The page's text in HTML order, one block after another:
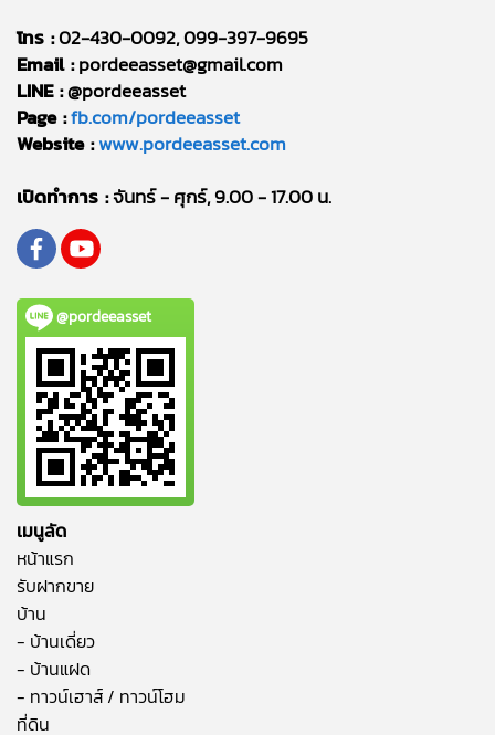
โทร :02-430-0092, 099-397-9695
Email :pordeeasset@gmail.com
LINE :@pordeeasset
Page :fb.com/pordeeasset
Website :www.pordeeasset.com
เปิดทำการ :จันทร์ - ศุกร์, 9.00 - 17.00 น.
@pordeeasset
เมนูลัด
หน้าแรก
รับฝากขาย
บ้าน
- บ้านเดี่ยว
- บ้านแฝด
- ทาวน์เฮาส์ / ทาวน์โฮม
ที่ดิน